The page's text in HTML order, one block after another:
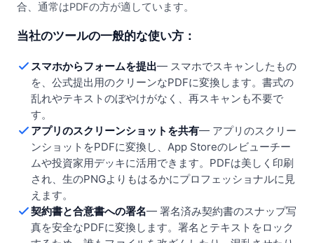
合、通常はPDFの方が適しています。
当社のツールの一般的な使い方：
スマホからフォームを提出— スマホでスキャンしたもの
を、公式提出用のクリーンなPDFに変換します。書式の
乱れやテキストのぼやけがなく、再スキャンも不要で
す。
アプリのスクリーンショットを共有— アプリのスクリー
ンショットをPDFに変換し、App Storeのレビューチー
ムや投資家用デッキに活用できます。PDFは美しく印刷
され、生のPNGよりもはるかにプロフェッショナルに見
えます。
契約書と合意書への署名— 署名済み契約書のスナップ写
真を安全なPDFに変換します。署名とテキストをロック